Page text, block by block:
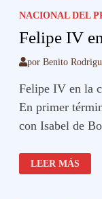
NACIONAL DEL
Felipe IV
porBenito
Felipe IV en la
En primer
con Isabel de
FELIPE
IV
EN
LEER MÁS